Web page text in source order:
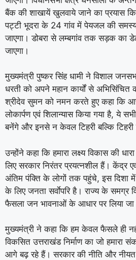
बैंक की शाखायें खुलवाये जाने का प्रयास
पट्टी भूदरा के 24 गांव में पेयजल की समस्या
जाएगा। डोबरा से लम्बगांव तक सड़क का
जाएगा।
मुख्यमंत्री पुष्कर सिंह धामी ने विशाल
धरती को अपने महान कार्यों से अभिसिंचित
श्रीदेव सुमन को नमन करते हुए कहा कि
लोकार्पण एवं शिलान्यास किया गया है, ये
बनेंगे और इनसे न केवल टिहरी बल्कि
उन्होंने कहा कि हमारा लक्ष्य विकास की
लिए सरकार निरंतर प्रयत्नशील हैं। केंद्र
अंतिम पंक्ति के लोगों तक पहुंचे, इस दिशा
के लिए जनता सर्वाेपरि है। राज्य के
फैसला जन भावनाओं के आधार पर लिया जा
मुख्यमंत्री ने कहा कि हम केवल फैसले ही
विकसित उत्तराखंड निर्माण का जो
आगे बढ़ रहे हैं। सरकार की नीति और